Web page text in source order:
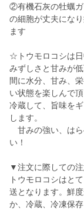
②有機石灰の牡蠣ガ
の細胞が丈夫にな
ます
☆トウモロコシは
みずしさと甘みが
間に水分、甘み、
い状態を楽しんで
冷蔵して、旨味を
します。
甘みの強い、はら
い！
▼注文に際しての注
トウモロコシはと
送となります。鮮
か、冷蔵、冷凍保